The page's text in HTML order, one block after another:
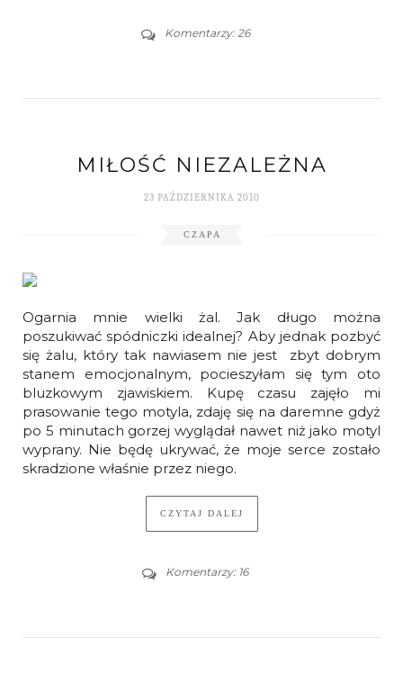
Komentarzy: 26
MIŁOŚĆ NIEZALEŻNA
23 PAŹDZIERNIKA 2010
CZAPA
Ogarnia mnie wielki żal. Jak długo można
poszukiwać spódniczki idealnej? Aby jednak pozbyć
się żalu, który tak nawiasem nie jest zbyt dobrym
stanem emocjonalnym, pocieszyłam się tym oto
bluzkowym zjawiskiem. Kupę czasu zajęło mi
prasowanie tego motyla, zdaję się na daremne gdyż
po 5 minutach gorzej wyglądał nawet niż jako motyl
wyprany. Nie będę ukrywać, że moje serce zostało
skradzione właśnie przez niego.
CZYTAJ DALEJ
Komentarzy: 16